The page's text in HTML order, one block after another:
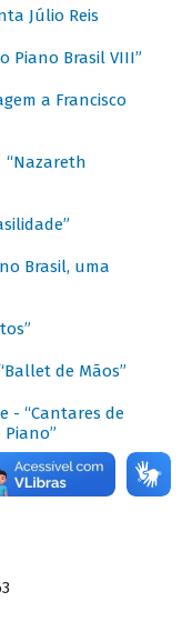
Júlio Reis
Piano Brasil VIII”
a Francisco
“Nazareth
Brasil, uma
de Mãos”
- “Cantares de
Piano”